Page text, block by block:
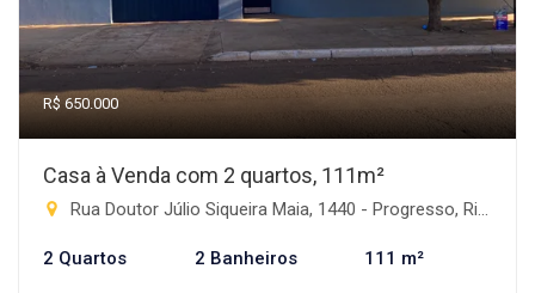
R$ 650.000
Casa à Venda com 2 quartos, 111m²
Rua Doutor Júlio Siqueira Maia, 1440 - Progresso, Rio Brilhante-MS
2 Quartos 2 Banheiros 111 m²